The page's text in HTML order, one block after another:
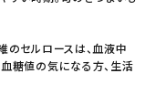
のセルロースは、血液中
糖値の気になる方、生活